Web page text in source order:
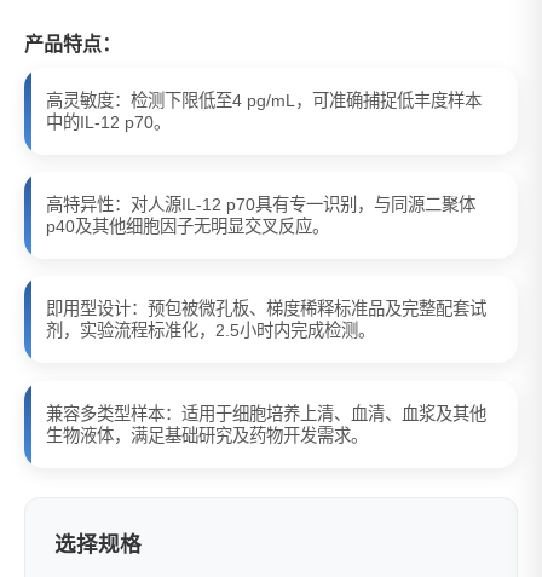
产品特点：
高灵敏度：检测下限低至4 pg/mL，可准确捕捉低丰度样本
中的IL-12 p70。
高特异性：对人源IL-12 p70具有专一识别，与同源二聚体
p40及其他细胞因子无明显交叉反应。
即用型设计：预包被微孔板、梯度稀释标准品及完整配套试
剂，实验流程标准化，2.5小时内完成检测。
兼容多类型样本：适用于细胞培养上清、血清、血浆及其他
生物液体，满足基础研究及药物开发需求。
选择规格